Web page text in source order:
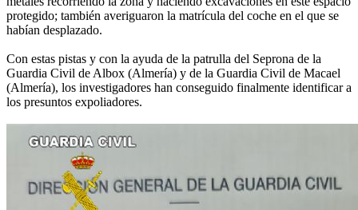
protegido; también averiguaron la matrícula del coche en el que se
habían desplazado.
Con estas pistas y con la ayuda de la patrulla del Seprona de la
Guardia Civil de Albox (Almería) y de la Guardia Civil de Macael
(Almería), los investigadores han conseguido finalmente identificar a
los presuntos expoliadores.